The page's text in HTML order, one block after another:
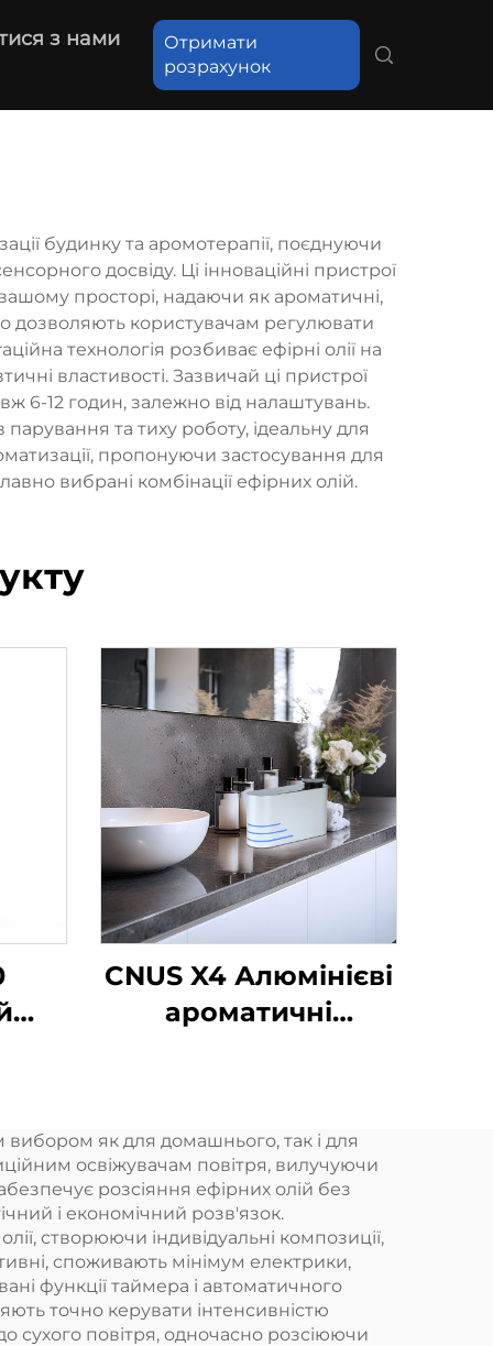
з нами
Отримати
розрахунок
будинку та аромотерапії, поєднуючи
досвіду. Ці інноваційні пристрої
просторі, надаючи як ароматичні,
дозволяють користувачам регулювати
технологія розбиває ефірні олії на
властивості. Зазвичай ці пристрої
6-12 годин, залежно від налаштувань.
та тиху роботу, ідеальну для
пропонуючи застосування для
вибрані комбінації ефірних олій.
CNUS X4 Алюмінієві
ароматичні
ароматичних
олійних дифузорів
Безводні
атомізатори
як для домашнього, так і для
освіжувачам повітря, вилучуючи
розсіяння ефірних олій без
і економічний розв'язок.
створюючи індивідуальні композиції,
споживають мінімум електрики,
функції таймера і автоматичного
точно керувати інтенсивністю
сухого повітря, одночасно розсіюючи